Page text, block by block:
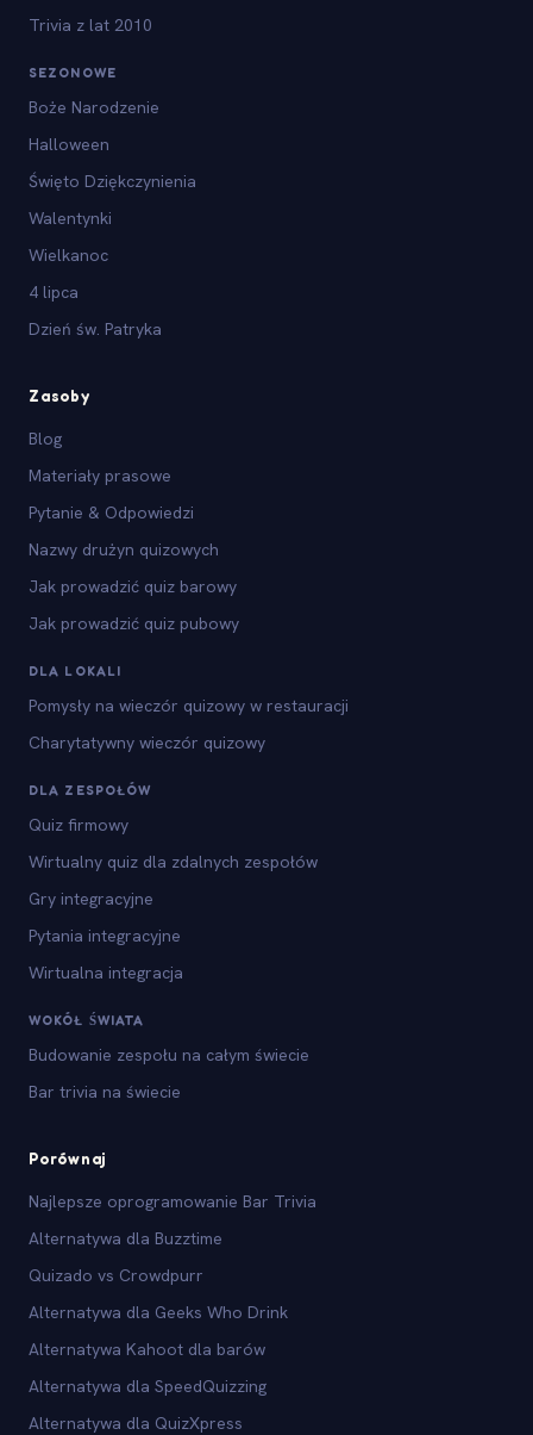
Trivia z lat 2010
SEZONOWE
Boże Narodzenie
Halloween
Święto Dziękczynienia
Walentynki
Wielkanoc
4 lipca
Dzień św. Patryka
Zasoby
Blog
Materiały prasowe
Pytanie & Odpowiedzi
Nazwy drużyn quizowych
Jak prowadzić quiz barowy
Jak prowadzić quiz pubowy
DLA LOKALI
Pomysły na wieczór quizowy w restauracji
Charytatywny wieczór quizowy
DLA ZESPOŁÓW
Quiz firmowy
Wirtualny quiz dla zdalnych zespołów
Gry integracyjne
Pytania integracyjne
Wirtualna integracja
WOKÓŁ ŚWIATA
Budowanie zespołu na całym świecie
Bar trivia na świecie
Porównaj
Najlepsze oprogramowanie Bar Trivia
Alternatywa dla Buzztime
Quizado vs Crowdpurr
Alternatywa dla Geeks Who Drink
Alternatywa Kahoot dla barów
Alternatywa dla SpeedQuizzing
Alternatywa dla QuizXpress